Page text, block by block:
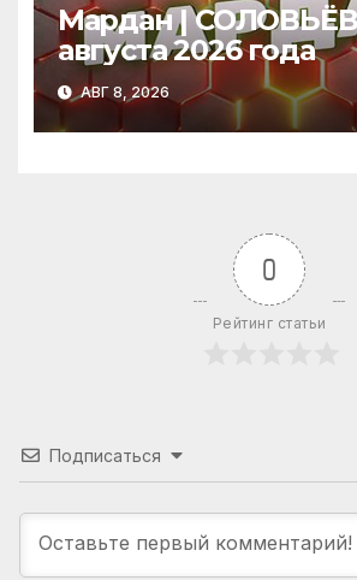
Мардан |
августа 2026 года
АВГ 8, 2026
0
Рейтинг статьи
Подписаться